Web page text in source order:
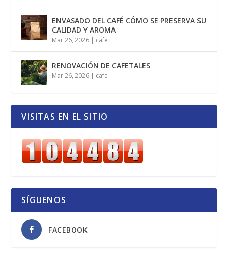
ENVASADO DEL CAFÉ CÓMO SE PRESERVA SU
CALIDAD Y AROMA
Mar 26, 2026 | cafe
RENOVACIÓN DE CAFETALES
Mar 26, 2026 | cafe
VISITAS EN EL SITIO
SÍGUENOS
FACEBOOK